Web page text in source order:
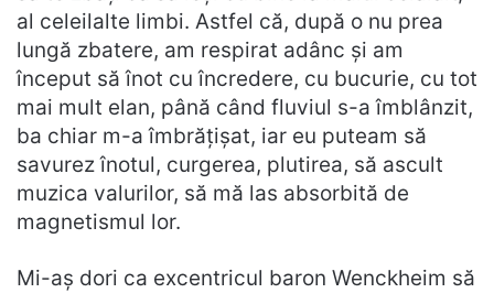
al celeilalte limbi. Astfel că, după o nu prea
lungă zbatere, am respirat adânc şi am
început să înot cu încredere, cu bucurie, cu tot
mai mult elan, până când fluviul s-a îmblânzit,
ba chiar m-a îmbrăţişat, iar eu puteam să
savurez înotul, curgerea, plutirea, să ascult
muzica valurilor, să mă las absorbită de
magnetismul lor.
Mi-aş dori ca excentricul baron Wenckheim să